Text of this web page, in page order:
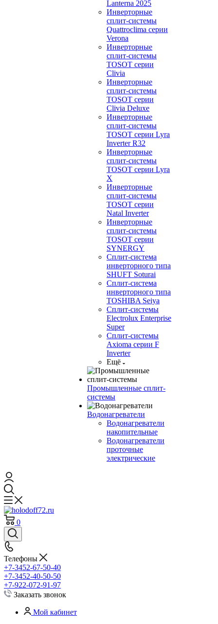
Lanterna 2025
Инверторные
сплит-системы
Quattroclima серии
Verona
Инверторные
сплит-системы
TOSOT серии
Clivia
Инверторные
сплит-системы
TOSOT серии
Clivia Deluxe
Инверторные
сплит-системы
TOSOT серии Lyra
Inverter R32
Инверторные
сплит-системы
TOSOT серии Lyra
X
Инверторные
сплит-системы
TOSOT серии
Natal Inverter
Инверторные
сплит-системы
TOSOT серии
SYNERGY
Сплит-система
инверторного типа
SHUFT Soturai
Сплит-система
инверторного типа
TOSHIBA Seiya
Сплит-системы
Electrolux Enterprise
Super
Сплит-системы
Axioma серии F
Inverter
Ещё
Промышленные сплит-
системы
Водонагреватели
Водонагреватели
накопительные
Водонагреватели
проточные
электрические
0
Телефоны
+7-3452-67-50-40
+7-3452-40-50-50
+7-922-072-91-97
Заказать звонок
Мой кабинет